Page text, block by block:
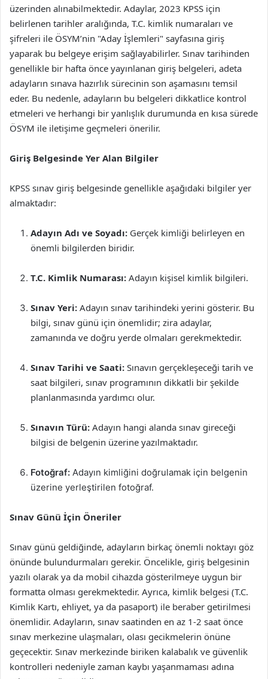
üzerinden alınabilmektedir. Adaylar, 2023 KPSS için
belirlenen tarihler aralığında, T.C. kimlik numaraları ve
şifreleri ile ÖSYM’nin "Aday İşlemleri" sayfasına giriş
yaparak bu belgeye erişim sağlayabilirler. Sınav tarihinden
genellikle bir hafta önce yayınlanan giriş belgeleri, adeta
adayların sınava hazırlık sürecinin son aşamasını temsil
eder. Bu nedenle, adayların bu belgeleri dikkatlice kontrol
etmeleri ve herhangi bir yanlışlık durumunda en kısa sürede
ÖSYM ile iletişime geçmeleri önerilir.
Giriş Belgesinde Yer Alan Bilgiler
KPSS sınav giriş belgesinde genellikle aşağıdaki bilgiler yer
almaktadır:
Adayın Adı ve Soyadı: Gerçek kimliği belirleyen en
önemli bilgilerden biridir.
T.C. Kimlik Numarası: Adayın kişisel kimlik bilgileri.
Sınav Yeri: Adayın sınav tarihindeki yerini gösterir. Bu
bilgi, sınav günü için önemlidir; zira adaylar,
zamanında ve doğru yerde olmaları gerekmektedir.
Sınav Tarihi ve Saati: Sınavın gerçekleşeceği tarih ve
saat bilgileri, sınav programının dikkatli bir şekilde
planlanmasında yardımcı olur.
Sınavın Türü: Adayın hangi alanda sınav gireceği
bilgisi de belgenin üzerine yazılmaktadır.
Fotoğraf: Adayın kimliğini doğrulamak için belgenin
üzerine yerleştirilen fotoğraf.
Sınav Günü İçin Öneriler
Sınav günü geldiğinde, adayların birkaç önemli noktayı göz
önünde bulundurmaları gerekir. Öncelikle, giriş belgesinin
yazılı olarak ya da mobil cihazda gösterilmeye uygun bir
formatta olması gerekmektedir. Ayrıca, kimlik belgesi (T.C.
Kimlik Kartı, ehliyet, ya da pasaport) ile beraber getirilmesi
önemlidir. Adayların, sınav saatinden en az 1-2 saat önce
sınav merkezine ulaşmaları, olası gecikmelerin önüne
geçecektir. Sınav merkezinde biriken kalabalık ve güvenlik
kontrolleri nedeniyle zaman kaybı yaşanmaması adına